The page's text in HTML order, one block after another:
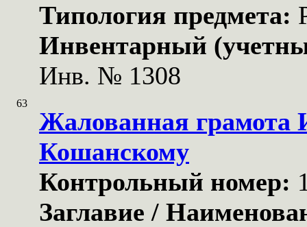
Типология предмета:
Инвентарный
Инв. № 1308
63
Жалованная грамота
Кошанскому
Контрольный номер:
Заглавие /